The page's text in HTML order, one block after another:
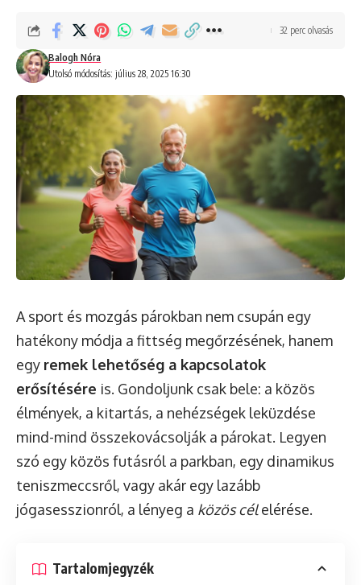
Utolsó módosítás: július 28, 2025 16:30
Balogh Nóra
32 perc olvasás
A sport és mozgás párokban nem csupán egy
hatékony módja a fittség megőrzésének, hanem
egy remek lehetőség a kapcsolatok
erősítésére is. Gondoljunk csak bele: a közös
élmények, a kitartás, a nehézségek leküzdése
mind-mind összekovácsolják a párokat. Legyen
szó egy közös futásról a parkban, egy dinamikus
teniszmeccsről, vagy akár egy lazább
jógasesszionról, a lényeg a közös célelérése.
Tartalomjegyzék